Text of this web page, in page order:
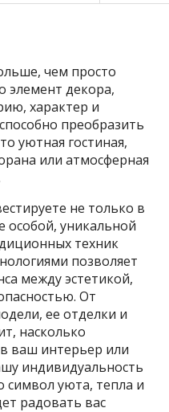
чем просто
элемент декора,
характер и
преобразить
уютная гостиная,
или атмосферная
не только в
особой, уникальной
техник
позволяет
между эстетикой,
От
ее отделки и
насколько
ваш интерьер или
индивидуальность
символ уюта, тепла и
радовать вас